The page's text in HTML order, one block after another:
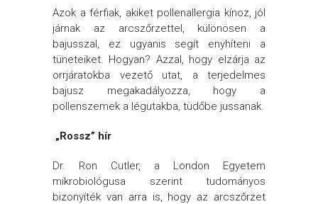
Azok a férfiak, akiket pollenallergia kínoz, jól
járnak az arcszőrzettel, különösen a
bajusszal, ez ugyanis segít enyhíteni a
tüneteiket. Hogyan? Azzal, hogy elzárja az
orrjáratokba vezető utat, a terjedelmes
bajusz megakadályozza, hogy a
pollenszemek a légutakba, tüdőbe jussanak.
„Rossz” hír
Dr. Ron Cutler, a London Egyetem
mikrobiológusa szerint tudományos
bizonyíték van arra is, hogy az arcszőrzet